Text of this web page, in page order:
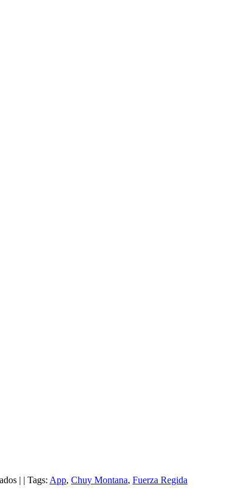
en
| | Tags: App, Chuy Montana, Fuerza Regida